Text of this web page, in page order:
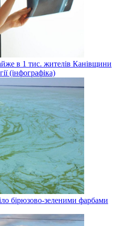
в 1 тис. жителів Канівщини
(інфографіка)
бірюзово-зеленими фарбами